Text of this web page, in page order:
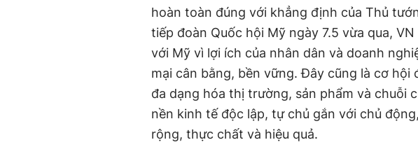
hoàn toàn đúng với khẳng định của Thủ
tiếp đoàn Quốc hội Mỹ ngày 7.5 vừa qua,
với Mỹ vì lợi ích của nhân dân và doanh
mại cân bằng, bền vững. Đây cũng là cơ hội
đa dạng hóa thị trường, sản phẩm và chuỗi
nền kinh tế độc lập, tự chủ gắn với chủ
rộng, thực chất và hiệu quả.